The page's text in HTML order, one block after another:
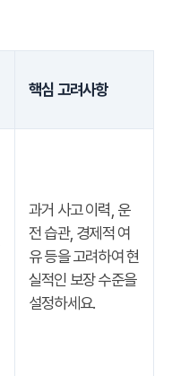
핵심 고려사항
과거 사고 이력, 운
전 습관, 경제적 여
유 등을 고려하여 현
실적인 보장 수준을
설정하세요.